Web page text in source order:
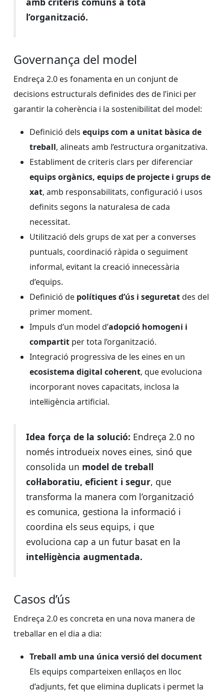
l’organització.
Governança del model
Endreça 2.0 es fonamenta en un conjunt de
decisions estructurals definides des de l’inici per
garantir la coherència i la sostenibilitat del model:
Definició dels equips com a unitat bàsica de
treball, alineats amb l’estructura organitzativa.
Establiment de criteris clars per diferenciar
equips orgànics, equips de projecte i grups de
xat, amb responsabilitats, configuració i usos
definits segons la naturalesa de cada
necessitat.
Utilització dels grups de xat per a converses
puntuals, coordinació ràpida o seguiment
informal, evitant la creació innecessària
d’equips.
Definició de polítiques d’ús i seguretatdes del
primer moment.
Impuls d’un model d’adopció homogeni i
compartit per tota l’organització.
Integració progressiva de les eines en un
ecosistema digital coherent, que evoluciona
incorporant noves capacitats, inclosa la
intel·ligència artificial.
Idea força de la solució: Endreça 2.0 no
només introdueix noves eines, sinó que
consolida un model de treball
col·laboratiu, eficient i segur, que
transforma la manera com l’organització
es comunica, gestiona la informació i
coordina els seus equips, i que
evoluciona cap a un futur basat en la
intel·ligència augmentada.
Casos d’ús
Endreça 2.0 es concreta en una nova manera de
treballar en el dia a dia:
Treball amb una única versió del document
Els equips comparteixen enllaços en lloc
d’adjunts, fet que elimina duplicats i permet la